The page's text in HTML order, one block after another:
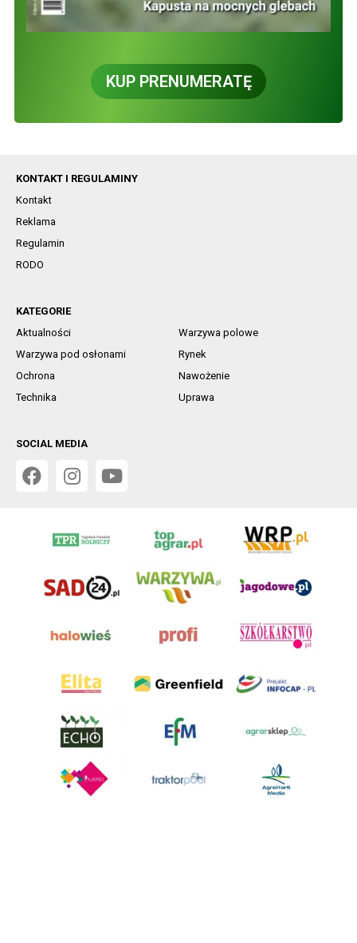
KUP PRENUMERATĘ
KONTAKT I REGULAMINY
Kontakt
Reklama
Regulamin
RODO
KATEGORIE
Aktualności
Warzywa polowe
Warzywa pod osłonami
Rynek
Ochrona
Nawożenie
Technika
Uprawa
SOCIAL MEDIA